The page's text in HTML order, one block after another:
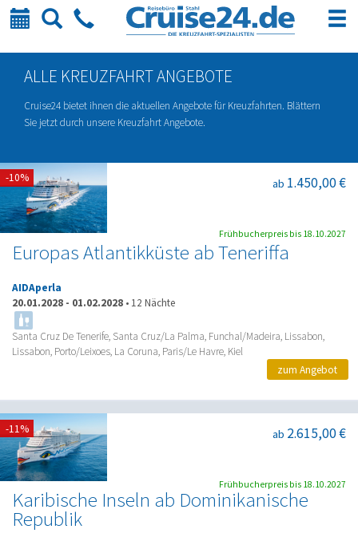
Kalender
SucheTelefon
ALLE KREUZFAHRT ANGEBOTE
Cruise24 bietet ihnen die aktuellen Angebote für Kreuzfahrten. Blättern
Sie jetzt durch unsere Kreuzfahrt Angebote.
Europas Atlantikküste ab Teneriffa
ab 1.450,00 €
AIDAperla
20.01.2028 - 01.02.2028 • 12 Nächte
Santa Cruz De Tenerife, Santa Cruz/La Palma, Funchal/Madeira, Lissabon,
Lissabon, Porto/Leixoes, La Coruna, Paris/Le Havre, Kiel
-10%
Frühbucherpreis bis 18.10.2027
zum Angebot
Karibische Inseln ab Dominikanische
Republik
ab 2.615,00 €
-11%
Frühbucherpreis bis 18.10.2027